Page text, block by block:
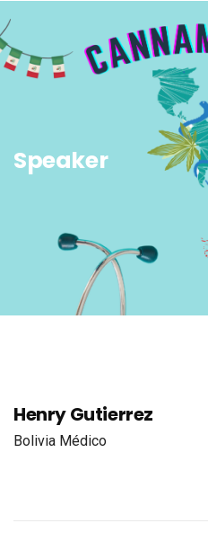
Speaker
Henry Gutierrez
Bolivia Médico